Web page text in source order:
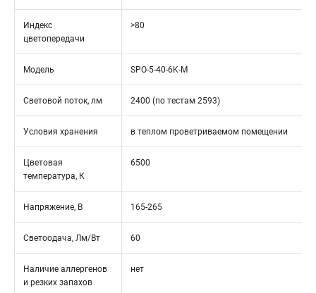
Индекс
цветопередачи
>80
Модель SPO-5-40-6K-M
Световой поток, лм 2400 (по тестам 2593)
Условия хранения в теплом проветриваемом помещении
Цветовая
температура, К
6500
Напряжение, В 165-265
Светоодача, Лм/Вт 60
Наличие аллергенов
и резких запахов
нет